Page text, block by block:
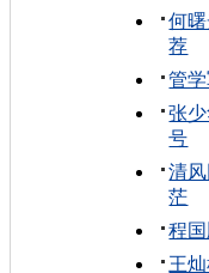
何
荐
管
张
号
清
茫
程
王